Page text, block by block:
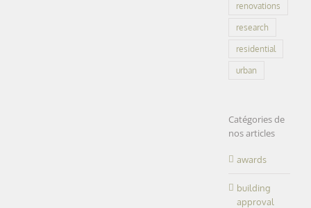
renovations
research
residential
urban
Catégories de
nos articles
awards
building
approval